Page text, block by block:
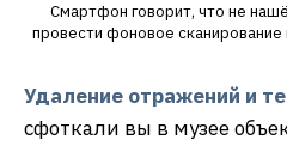
Смартфон говорит, что не
провести фоновое сканирование
Удаление отражений и
сфоткали вы в музее